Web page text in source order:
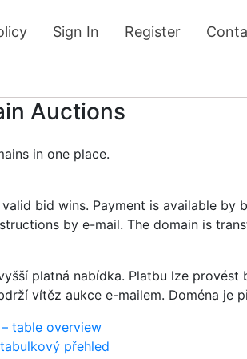
Sign In Register
Auctions
in one place.
bid wins. Payment is available by
by e-mail. The domain is
platná nabídka. Platbu lze provést
vítěz aukce e-mailem. Doména je
table overview
přehled